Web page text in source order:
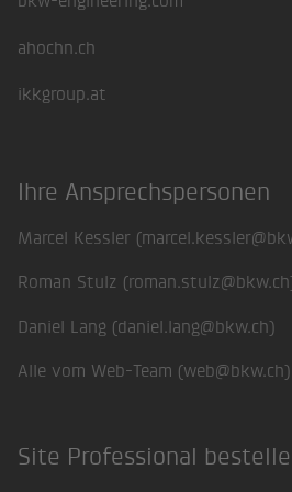
ahochn.ch
ikkgroup.at
Ihre Ansprechspersonen
Marcel Kessler (
Roman Stulz (roman.stulz@bkw.ch
Daniel Lang (daniel.lang@bkw.ch)
Alle vom Web-Team (web@bkw.ch)
Site Professional